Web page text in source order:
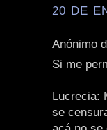
20 DE
Anónimo
Si me
Lucrecia:
se